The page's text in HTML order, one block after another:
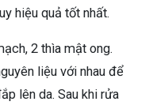
hiệu quả tốt nhất.
2 thìa mật ong.
liệu với nhau để
lên da. Sau khi rửa